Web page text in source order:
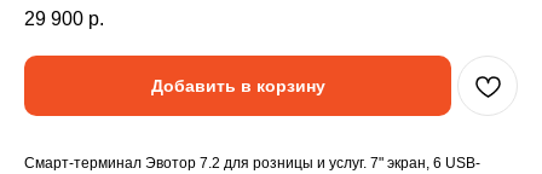
29 900 р.
Добавить в корзину
Смарт-терминал Эвотор 7.2 для розницы и услуг. 7" экран, 6 USB-